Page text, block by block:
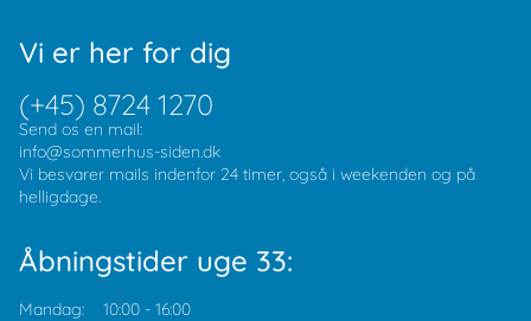
Vi er her for dig
(+45) 8724 1270
Send os en mail:
info@sommerhus-siden.dk
Vi besvarer mails indenfor 24 timer, også i weekenden og på
helligdage.
Åbningstider uge 33:
Mandag: 10:00 - 16:00